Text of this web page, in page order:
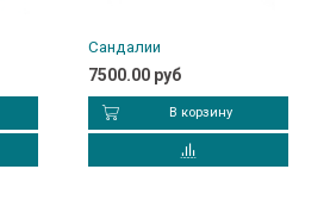
Сандалии
7500.00 руб
В корзину